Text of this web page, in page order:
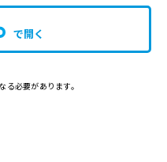
で開く
必要があります。